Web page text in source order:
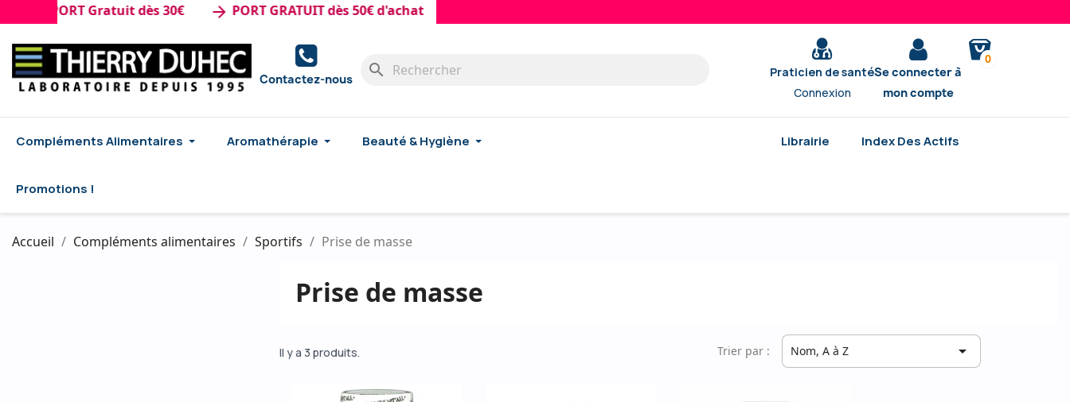
: PORT Gratuit dès 30€ arrow_forwardPORT GRATUIT dès 50€ d'achat
Contactez-nous search
Praticien de santé
Connexion
Se connecter à
mon compte
0
Compléments Alimentaires Aromathérapie Beauté & Hygiène Librairie Index Des Actifs
Promotions !
Accueil Compléments alimentaires Sportifs Prise de masse
Prise de masse
Il y a 3 produits. Trier par : Nom, A à Z 